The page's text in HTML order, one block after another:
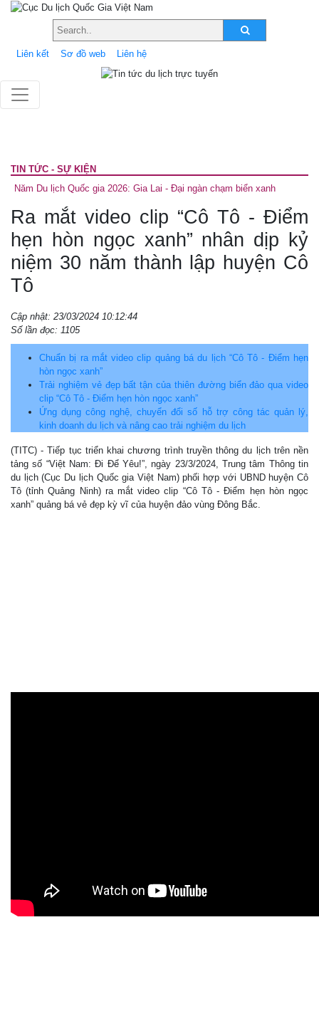
Liên kết Sơ đồ web Liên hệ
TIN TỨC - SỰ KIỆN
Năm Du lịch Quốc gia 2026: Gia Lai - Đại ngàn chạm biển xanh
Ra mắt video clip “Cô Tô - Điểm
hẹn hòn ngọc xanh” nhân dịp kỷ
niệm 30 năm thành lập huyện Cô
Tô
Cập nhật: 23/03/2024 10:12:44
Số lần đọc: 1105
Chuẩn bị ra mắt video clip quảng bá du lịch “Cô Tô - Điểm hẹn
hòn ngọc xanh”
Trải nghiệm vẻ đẹp bất tận của thiên đường biển đảo qua video
clip “Cô Tô - Điểm hẹn hòn ngọc xanh”
Ứng dụng công nghệ, chuyển đổi số hỗ trợ công tác quản lý,
kinh doanh du lịch và nâng cao trải nghiệm du lịch
(TITC) - Tiếp tục triển khai chương trình truyền thông du lịch trên nền
tảng số “Việt Nam: Đi Để Yêu!”, ngày 23/3/2024, Trung tâm Thông tin
du lịch (Cục Du lịch Quốc gia Việt Nam) phối hợp với UBND huyện Cô
Tô (tỉnh Quảng Ninh) ra mắt video clip “Cô Tô - Điểm hẹn hòn ngọc
xanh” quảng bá vẻ đẹp kỳ vĩ của huyện đảo vùng Đông Bắc.